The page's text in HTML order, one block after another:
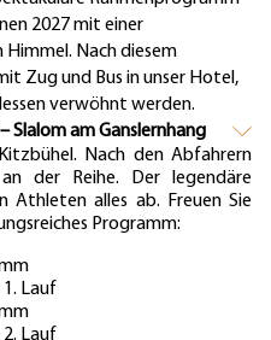
2027 mit einer
Himmel. Nach diesem
Zug und Bus in unser Hotel,
verwöhnt werden.
Slalom am Ganslernhang
Nach den Abfahrern
der Reihe. Der legendäre
Athleten alles ab. Freuen Sie
Programm:
1. Lauf
2. Lauf